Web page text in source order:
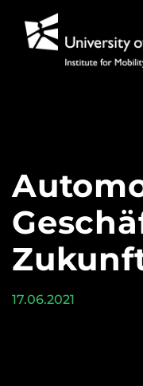
Inhalt
springen
17.06.2021